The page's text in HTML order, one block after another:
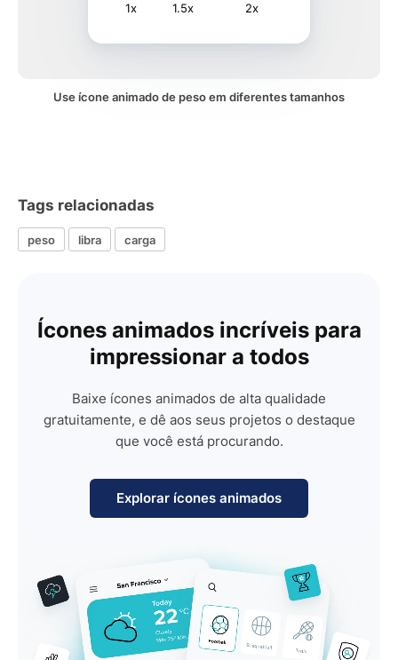
1x 1.5x 2x
Use ícone animado de peso em diferentes tamanhos
Tags relacionadas
peso libra carga
Ícones animados incríveis para
impressionar a todos
Baixe ícones animados de alta qualidade
gratuitamente, e dê aos seus projetos o destaque
que você está procurando.
Explorar ícones animados